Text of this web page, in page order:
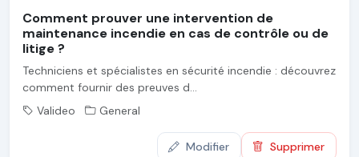
Comment prouver une intervention de
maintenance incendie en cas de contrôle ou de
litige ?
Techniciens et spécialistes en sécurité incendie : découvrez
comment fournir des preuves d...
Valideo
General
Modifier Supprimer